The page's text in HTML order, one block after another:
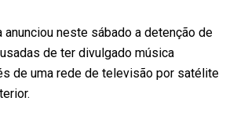
anunciou neste sábado a detenção de
de ter divulgado música
de uma rede de televisão por satélite